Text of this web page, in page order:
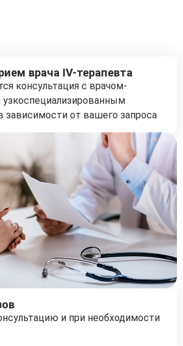
врача IV-терапевта
консультация с врачом-
узкоспециализированным
зависимости от вашего запроса
и при необходимости